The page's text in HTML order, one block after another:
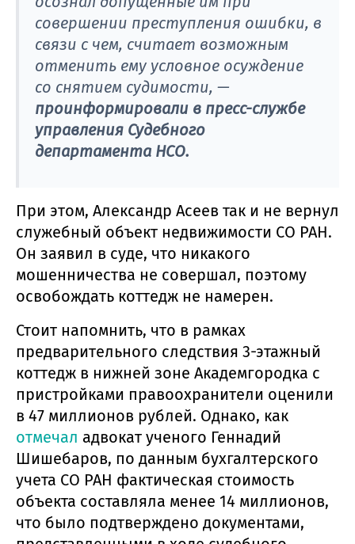
совершении преступления ошибки, в
связи с чем, считает возможным
отменить ему условное осуждение
со снятием судимости, —
проинформировали в пресс-службе
управления Судебного
департамента НСО.
При этом, Александр Асеев так и не вернул
служебный объект недвижимости СО РАН.
Он заявил в суде, что никакого
мошенничества не совершал, поэтому
освобождать коттедж не намерен.
Стоит напомнить, что в рамках
предварительного следствия 3-этажный
коттедж в нижней зоне Академгородка с
пристройками правоохранители оценили
в 47 миллионов рублей. Однако, как
отмечал адвокат ученого Геннадий
Шишебаров, по данным бухгалтерского
учета СО РАН фактическая стоимость
объекта составляла менее 14 миллионов,
что было подтверждено документами,